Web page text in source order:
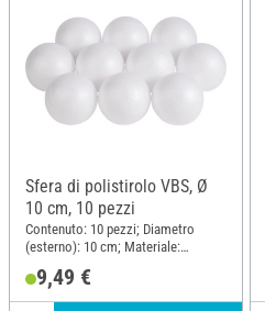
Sfera di polistirolo VBS, Ø
10 cm, 10 pezzi
Contenuto: 10 pezzi; Diametro
(esterno): 10 cm; Materiale:
9,49 €